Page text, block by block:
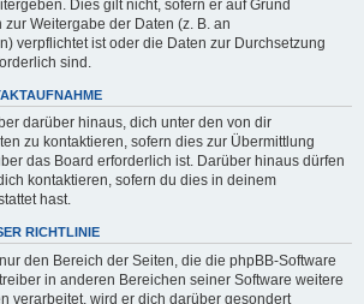
Dies gilt nicht, sofern er auf Grund
Weitergabe der Daten (z. B. an
verpflichtet ist oder die Daten zur Durchsetzung
sind.
darüber hinaus, dich unter den von dir
zu kontaktieren, sofern dies zur Übermittlung
das Board erforderlich ist. Darüber hinaus dürfen
kontaktieren, sofern du dies in deinem
hast.
RICHTLINIE
den Bereich der Seiten, die die phpBB-Software
in anderen Bereichen seiner Software weitere
verarbeitet, wird er dich darüber gesondert